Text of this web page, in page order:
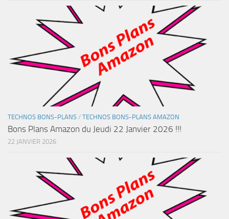
TECHNOS BONS-PLANS / TECHNOS BONS-PLANS AMAZON
Bons Plans Amazon du Jeudi 22 Janvier 2026 !!!
22 JANVIER 2026